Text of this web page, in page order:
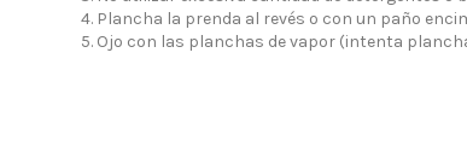
Plancha la prenda al revés o con un paño
Ojo con las planchas de vapor (intenta